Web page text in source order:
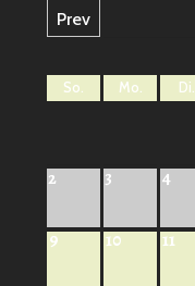
Prev
So. Mo. Di.
2 3 4
9 10 11